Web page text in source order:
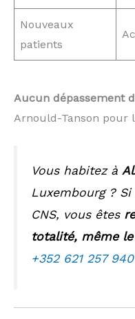
Nouveaux
patients
Aucun dépassement
Arnould-Tanson pour
Vous habitez à
Luxembourg ?
CNS, vous êtes
totalité, même
+352 621 257 940